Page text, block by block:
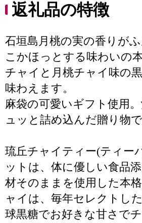
返礼品の特徴
石垣島月桃の実の香りが
こかほっとする味わいの
チャイと月桃チャイ味の
味わえます。
麻袋の可愛いギフト使用
ュッと詰め込んだ贈り物
琉丘チャイティー(ティー
ットは、体に優しい食品
材そのままを使用した本
ャイは、毎年セレクトし
球黒糖でお好きな甘さで